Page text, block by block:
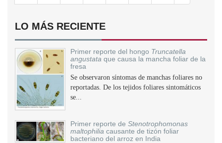
LO MÁS RECIENTE
Primer reporte del hongo Truncatella
angustata que causa la mancha foliar de la
fresa
Se observaron síntomas de manchas foliares no
reportadas. De los tejidos foliares sintomáticos
se...
Primer reporte de Stenotrophomonas
maltophilia causante de tizón foliar
bacteriano del arroz en India